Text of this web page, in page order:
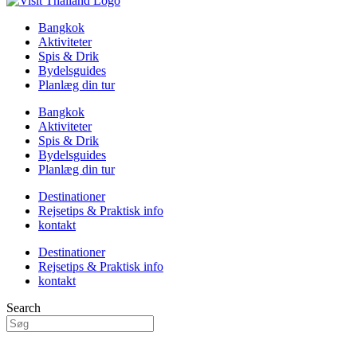
Bangkok
Aktiviteter
Spis & Drik
Bydelsguides
Planlæg din tur
Bangkok
Aktiviteter
Spis & Drik
Bydelsguides
Planlæg din tur
Destinationer
Rejsetips & Praktisk info
kontakt
Destinationer
Rejsetips & Praktisk info
kontakt
Search